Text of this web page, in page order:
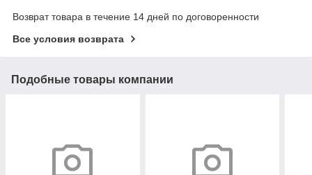
Возврат товара в течение 14 дней по договоренности
Все условия возврата
Подобные товары компании